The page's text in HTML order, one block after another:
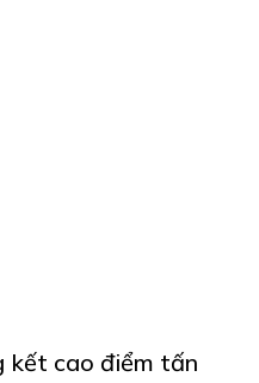
kết cao điểm tấn